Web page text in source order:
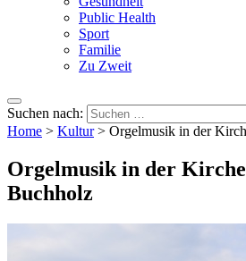
Public Health
Sport
Familie
Zu Zweit
Suchen nach:
Home > Kultur> Orgelmusik in der
Orgelmusik in der
Buchholz